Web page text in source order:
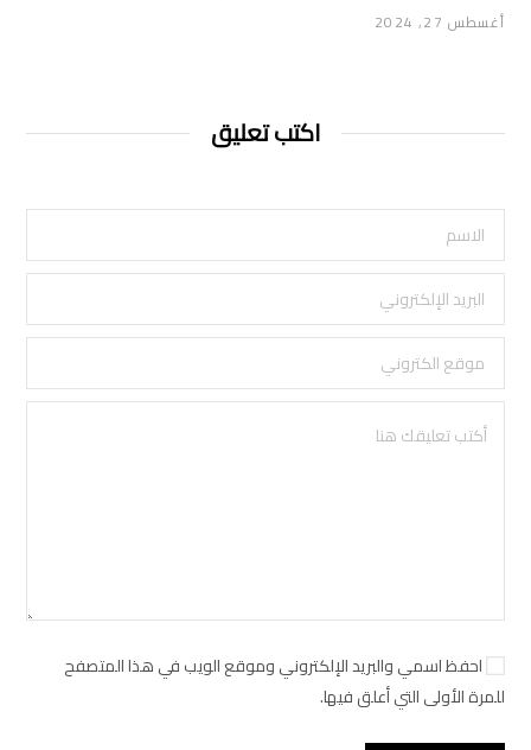
أغسطس 27, 2024
اكتب تعليق
احفظ اسمي والبريد الإلكتروني وموقع الويب في هذا المتصفح
للمرة الأولى التي أعلق فيها.